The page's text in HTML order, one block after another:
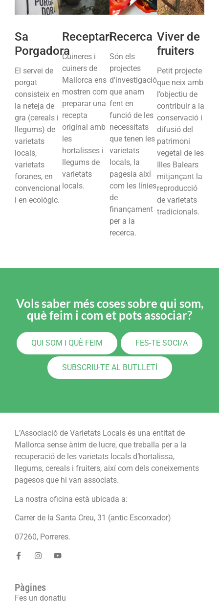
Sa
Porgadora
El servei de
porgat
consisteix en
la neteja de
gra (cereals i
llegums) de
varietats
locals,
varietats
foranes, en
convencional
i en ecològic.
Receptari
Cuineres i
cuiners de
Mallorca ens
mostren com
preparar una
recepta
original amb
les
hortalisses i
llegums de
varietats
locals.
Recerca
Són els
projectes
d'investigació
que anam
fent en
funció de les
necessitats
que tenen les
varietats
locals, la
pagesia així
com les línies
de
finançament
per a la
recerca.
Viver de
fruiters
Petit projecte
que neix amb
l’objectiu de
contribuir a la
conservació i
difusió del
patrimoni
vegetal de les
Illes Balears
mitjançant la
reproducció
de varietats
tradicionals.
Vols saber més coses sobre qui som,
què feim i com et pots associar?
QUI SOM I QUÈ FEIM FES-TE SOCI/A
SUBSCRIU-TE AL BUTLLETÍ
L’Associació de Varietats Locals és una entitat de
Mallorca sense ànim de lucre, que treballa per a la
recuperació de les varietats locals d’hortalissa,
llegums, cereals i fruiters, així com dels coneixements
pagesos que hi van associats.
La nostra oficina està ubicada a:
Carrer de la Santa Creu, 31 (antic Escorxador)
07260, Porreres.
Pàgines
Fes un donatiu